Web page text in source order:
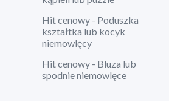
Hit cenowy - Poduszka
kształtka lub kocyk
niemowlęcy
Hit cenowy - Bluza lub
spodnie niemowlęce